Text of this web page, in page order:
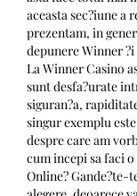
aceasta sec?iune a
prezentam, in
depunere Winner
La Winner Casino
sunt desfa?urate
siguran?a,
singur exemplu
despre care am
cum incepi sa faci
Online? Gande?te-